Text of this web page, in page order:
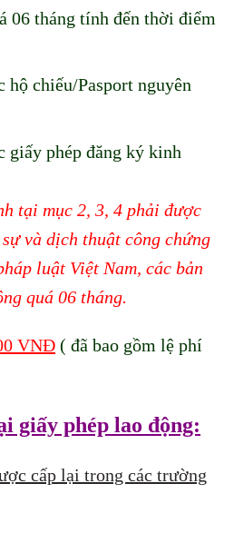
06 tháng tính đến thời điểm
hộ chiếu/Pasport nguyên
giấy phép đăng ký kinh
tại mục 2, 3, 4 phải được
và dịch thuật công chứng
luật Việt Nam, các bản
quá 06 tháng.
VNĐ ( đã bao gồm lệ phí
giấy phép lao động:
cấp lại trong các trường